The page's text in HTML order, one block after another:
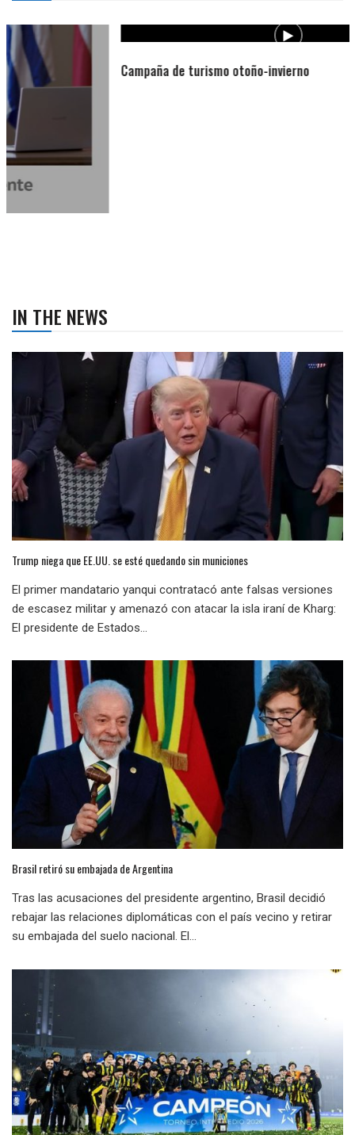
Campaña de turismo otoño-invierno
IN THE NEWS
Trump niega que EE.UU. se esté quedando sin municiones
El primer mandatario yanqui contratacó ante falsas versiones
de escasez militar y amenazó con atacar la isla iraní de Kharg:
El presidente de Estados...
Brasil retiró su embajada de Argentina
Tras las acusaciones del presidente argentino, Brasil decidió
rebajar las relaciones diplomáticas con el país vecino y retirar
su embajada del suelo nacional. El...